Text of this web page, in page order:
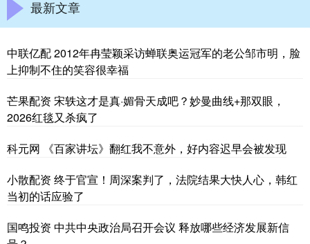
最新文章
中联亿配 2012年冉莹颖采访蝉联奥运冠军的老公邹市明，脸
上抑制不住的笑容很幸福
芒果配资 宋轶这才是真·媚骨天成吧？妙曼曲线+那双眼，
2026红毯又杀疯了
科元网 《百家讲坛》翻红我不意外，好内容迟早会被发现
小散配资 终于官宣！周深案判了，法院结果大快人心，韩红
当初的话应验了
国鸣投资 中共中央政治局召开会议 释放哪些经济发展新信